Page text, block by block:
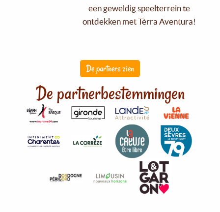
een geweldig speelterrein te
ontdekken met Tèrra Aventura!
De partners zien
De partnerbestemmingen